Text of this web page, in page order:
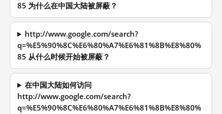
85 为什么在中国大陆被屏蔽？
http://www.google.com/search?
q=%E5%90%8C%E6%80%A7%E6%81%8B%E8%80%
85 从什么时候开始被屏蔽？
在中国大陆如何访问
http://www.google.com/search?
q=%E5%90%8C%E6%80%A7%E6%81%8B%E8%80%